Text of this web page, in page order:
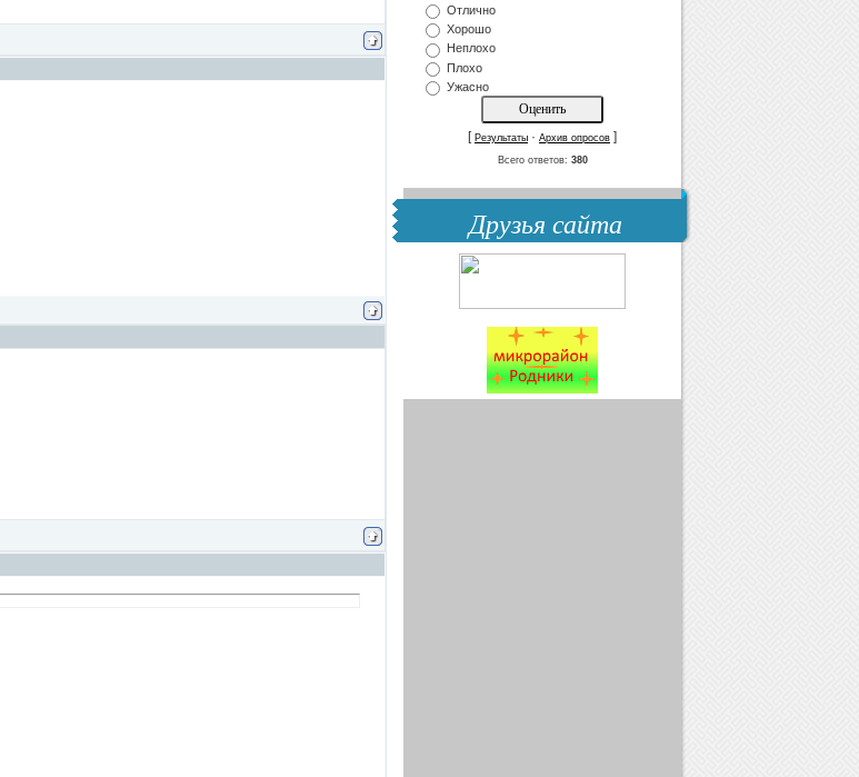
Отлично
Хорошо
Неплохо
Плохо
Ужасно
[ Результаты · Архив опросов ]
Всего ответов: 380
Друзья сайта